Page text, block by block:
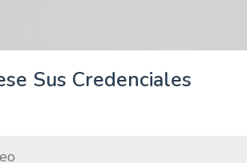
Sus Credenciales